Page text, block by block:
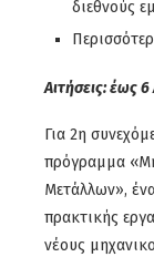
διεθνούς
Αιτήσεις: έως
Για 2η
πρόγραμμα
Μετάλλων»,
πρακτικής
νέους